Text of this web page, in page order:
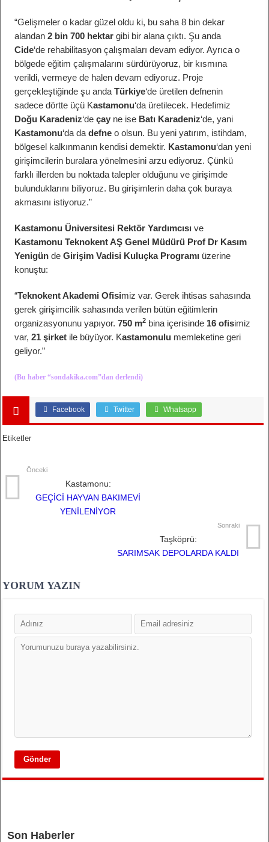
“Gelişmeler o kadar güzel oldu ki, bu saha 8 bin dekar
alandan2 bin 700 hektar gibi bir alana çıktı. Şu anda
Cide‘de rehabilitasyon çalışmaları devam ediyor. Ayrıca o
bölgede eğitim çalışmalarını sürdürüyoruz, bir kısmına
verildi, vermeye de halen devam ediyoruz. Proje
gerçekleştiğinde şu andaTürkiye‘de üretilen defnenin
sadece dörtte üçü Kastamonu‘da üretilecek. Hedefimiz
Doğu Karadeniz‘deçay ne ise Batı Karadeniz‘de, yani
Kastamonu‘da dadefneo olsun. Bu yeni yatırım, istihdam,
bölgesel kalkınmanın kendisi demektir. Kastamonu‘dan yeni
girişimcilerin buralara yönelmesini arzu ediyoruz. Çünkü
farklı illerden bu noktada talepler olduğunu ve girişimde
bulunduklarını biliyoruz. Bu girişimlerin daha çok buraya
akmasını istiyoruz.”
Kastamonu Üniversitesi Rektör Yardımcısıve
Kastamonu Teknokent AŞ Genel Müdürü Prof Dr Kasım
YenigündeGirişim Vadisi Kuluçka Programı üzerine
konuştu:
“Teknokent Akademi Ofisimiz var. Gerek ihtisas sahasında
gerek girişimcilik sahasında verilen bütün eğitimlerin
organizasyonunu yapıyor.750 m2 bina içerisinde 16 ofisimiz
var,21 şirket ile büyüyor. Kastamonulu memleketine geri
geliyor.”
(Bu haber “sondakika.com”dan derlendi)
Facebook Twitter Whatsapp
Etiketler
Önceki
Kastamonu:
GEÇİCİ HAYVAN BAKIMEVİ
YENİLENİYOR
Sonraki
Taşköprü:
SARIMSAK DEPOLARDA KALDI
YORUM YAZIN
Son Haberler